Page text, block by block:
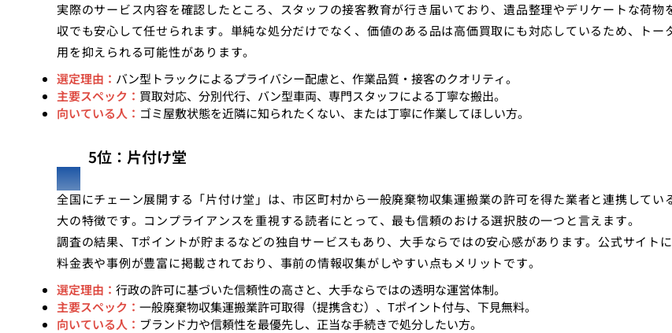
実際のサービス内容を確認したところ、スタッフの接客教育が行き届いており、遺品整理やデリケートな荷物
収でも安心して任せられます。単純な処分だけでなく、価値のある品は高価買取にも対応しているため、トー
用を抑えられる可能性があります。
選定理由： バン型トラックによるプライバシー配慮と、作業品質・接客のクオリティ。
主要スペック： 買取対応、分別代行、バン型車両、専門スタッフによる丁寧な搬出。
向いている人： ゴミ屋敷状態を近隣に知られたくない、または丁寧に作業してほしい方。
5位：片付け堂
全国にチェーン展開する「片付け堂」は、市区町村から一般廃棄物収集運搬業の許可を得た業者と連携してい
大の特徴です。コンプライアンスを重視する読者にとって、最も信頼のおける選択肢の一つと言えます。
調査の結果、Tポイントが貯まるなどの独自サービスもあり、大手ならではの安心感があります。公式サイト
料金表や事例が豊富に掲載されており、事前の情報収集がしやすい点もメリットです。
選定理由： 行政の許可に基づいた信頼性の高さと、大手ならではの透明な運営体制。
主要スペック： 一般廃棄物収集運搬業許可取得（提携含む）、Tポイント付与、下見無料。
向いている人： ブランド力や信頼性を最優先し、正当な手続きで処分したい方。